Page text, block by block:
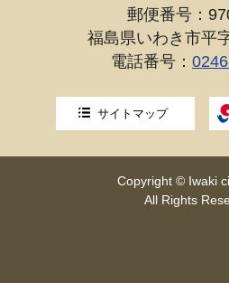
郵便番号：
福島県いわき市平
電話番号：
サイトマップ
Copyright © Iwaki
All Rights